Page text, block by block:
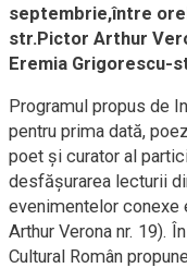
septembrie,între
str.Pictor Arthur
Eremia Grigorescu-
Programul propus de
pentru prima dată,
poet şi curator al
desfăşurarea lecturii
evenimentelor conexe
Arthur Verona nr. 19).
Cultural Român